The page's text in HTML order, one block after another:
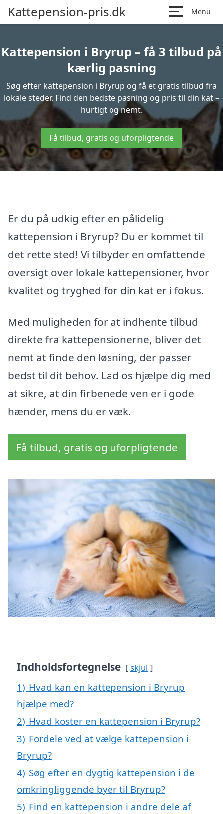
Kattepension-pris.dk Menu
Kattepension i Bryrup – få 3 tilbud på
kærlig pasning
Søg efter kattepension i Bryrup og få et gratis tilbud fra
lokale steder. Find den bedste pasning og pris til din kat –
hurtigt og nemt.
Få tilbud, gratis og uforpligtende
Er du på udkig efter en pålidelig
kattepension i Bryrup? Du er kommet til
det rette sted! Vi tilbyder en omfattende
oversigt over lokale kattepensioner, hvor
kvalitet og tryghed for din kat er i fokus.
Med muligheden for at indhente tilbud
direkte fra kattepensionerne, bliver det
nemt at finde den løsning, der passer
bedst til dit behov. Lad os hjælpe dig med
at sikre, at din firbenede ven er i gode
hænder, mens du er væk.
Få tilbud, gratis og uforpligtende
Indholdsfortegnelse skjul
1) Hvad kan en kattepension i Bryrup
hjælpe med?
2) Hvad koster en kattepension i Bryrup?
3) Fordele ved at vælge kattepension i
Bryrup?
4) Søg efter en dygtig kattepension i de
omkringliggende byer til Bryrup?
5) Find en kattepension i andre dele af